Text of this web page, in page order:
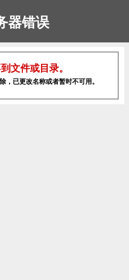
器错误
文件或目录。
，已更改名称或者暂时不可用。